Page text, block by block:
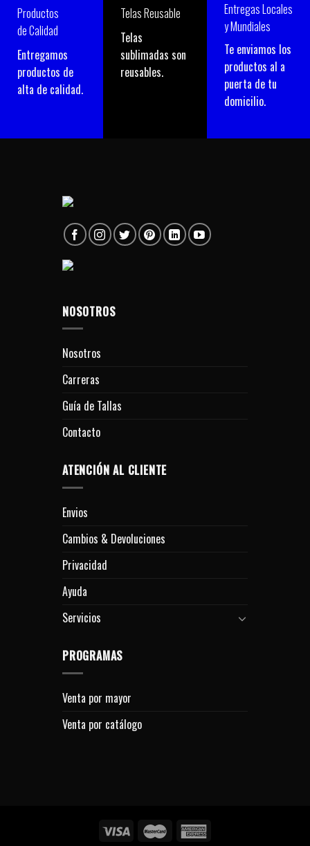
Productos
de Calidad
Entregamos
productos de
alta de calidad.
Telas Reusable
Telas
sublimadas son
reusables.
Entregas Locales
y Mundiales
Te enviamos los
productos al a
puerta de tu
domicilio.
NOSOTROS
Nosotros
Carreras
Guía de Tallas
Contacto
ATENCIÓN AL CLIENTE
Envios
Cambios & Devoluciones
Privacidad
Ayuda
Servicios
PROGRAMAS
Venta por mayor
Venta por catálogo